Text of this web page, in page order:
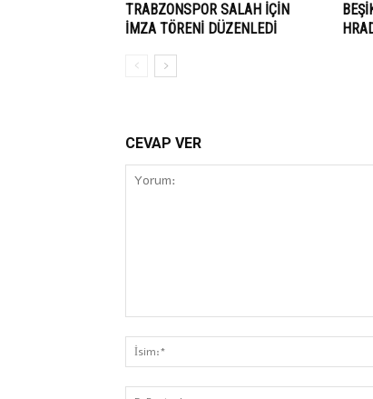
TRABZONSPOR SALAH İÇİN
İMZA TÖRENİ DÜZENLEDİ
CEVAP VER